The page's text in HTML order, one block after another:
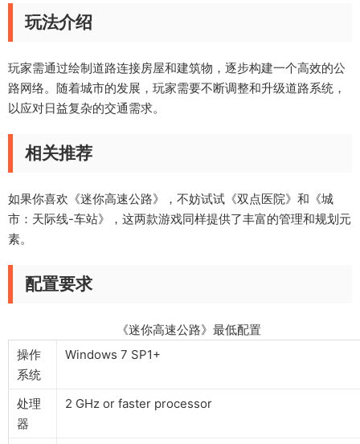
玩法介绍
玩家需通过绘制道路连接房屋和建筑物，逐步构建一个高效的公
路网络。随着城市的发展，玩家需要不断调整和升级道路系统，
以应对日益复杂的交通需求。
相关推荐
如果你喜欢《迷你高速公路》，不妨试试《双点医院》和《城
市：天际线-车站》，这两款游戏同样提供了丰富的管理和规划元
素。
配置要求
《迷你高速公路》最低配置
操作
系统
Windows 7 SP1+
处理
器
2 GHz or faster processor